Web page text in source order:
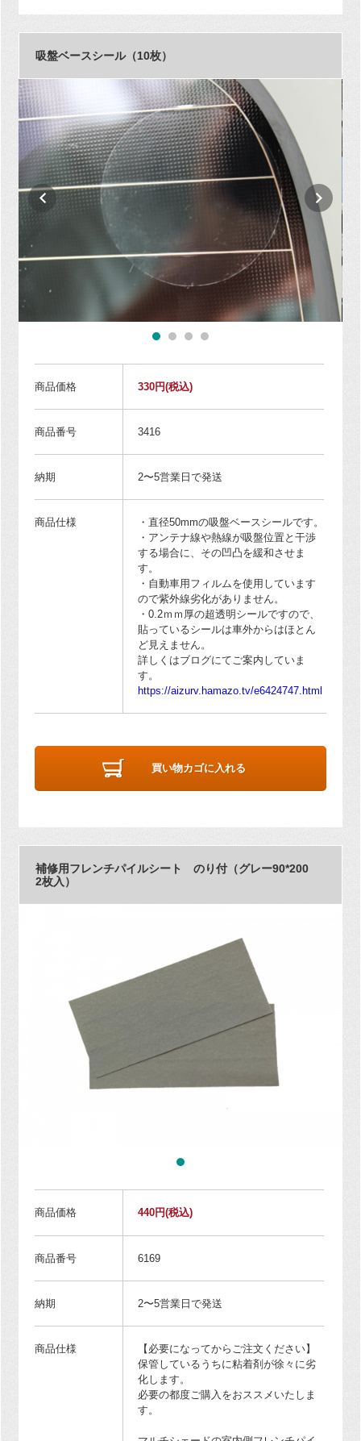
吸盤ベースシール（10枚）
商品価格 330円(税込)
商品番号 3416
納期 2〜5営業日で発送
商品仕様
・直径50mmの吸盤ベースシールです。
・アンテナ線や熱線が吸盤位置と干渉
する場合に、その凹凸を緩和させま
す。
・自動車用フィルムを使用しています
ので紫外線劣化がありません。
・0.2ｍｍ厚の超透明シールですので、
貼っているシールは車外からはほとん
ど見えません。
詳しくはブログにてご案内していま
す。
https://aizurv.hamazo.tv/e6424747.html
買い物カゴに入れる
補修用フレンチパイルシート のり付（グレー90*200
2枚入）
商品価格 440円(税込)
商品番号 6169
納期 2〜5営業日で発送
商品仕様
【必要になってからご注文ください】
保管しているうちに粘着剤が徐々に劣
化します。
必要の都度ご購入をおススメいたしま
す。